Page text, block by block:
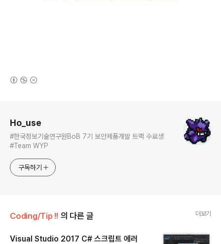
Ho_use
#한국정보기술연구원BoB 7기 보안제품개발 트랙 수료생
#Team WYP
구독하기
Coding/Tip !! 의 다른 글 더보기
Visual Studio 2017 C# 스크립트 에러